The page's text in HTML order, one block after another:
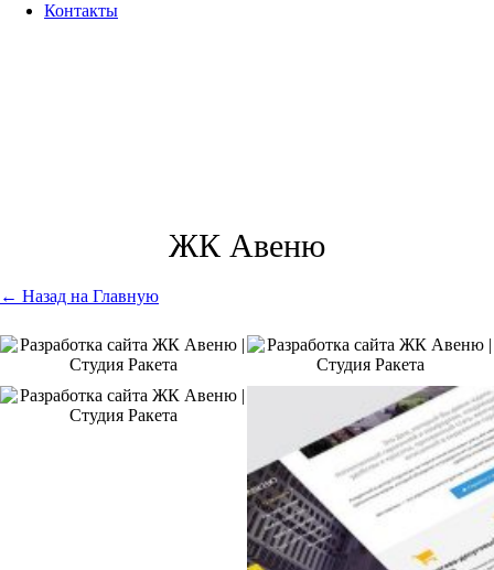
Контакты
ЖК Авеню
← Назад на Главную